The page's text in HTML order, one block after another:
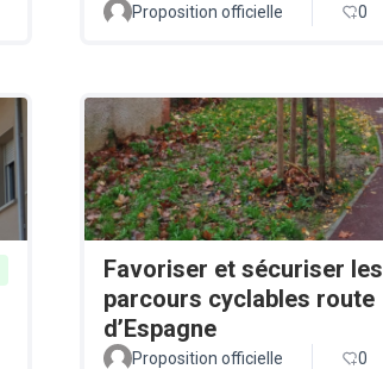
Proposition officielle 0
Favoriser et sécuriser les
parcours cyclables route
d’Espagne
Proposition officielle 0